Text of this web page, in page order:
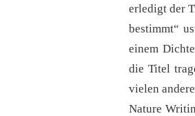
erledigt der
bestimmt“
einem
die Titel
vielen
Nature